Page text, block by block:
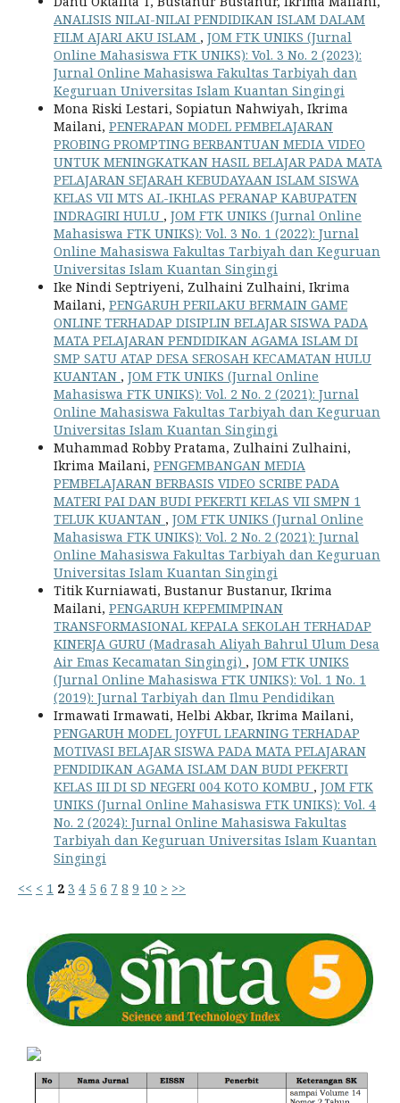
ANALISIS NILAI-NILAI PENDIDIKAN ISLAM DALAM
FILM AJARI AKU ISLAM , JOM FTK UNIKS (Jurnal
Online Mahasiswa FTK UNIKS): Vol. 3 No. 2 (2023):
Jurnal Online Mahasiswa Fakultas Tarbiyah dan
Keguruan Universitas Islam Kuantan Singingi
Mona Riski Lestari, Sopiatun Nahwiyah, Ikrima
Mailani, PENERAPAN MODEL PEMBELAJARAN
PROBING PROMPTING BERBANTUAN MEDIA VIDEO
UNTUK MENINGKATKAN HASIL BELAJAR PADA MATA
PELAJARAN SEJARAH KEBUDAYAAN ISLAM SISWA
KELAS VII MTS AL-IKHLAS PERANAP KABUPATEN
INDRAGIRI HULU , JOM FTK UNIKS (Jurnal Online
Mahasiswa FTK UNIKS): Vol. 3 No. 1 (2022): Jurnal
Online Mahasiswa Fakultas Tarbiyah dan Keguruan
Universitas Islam Kuantan Singingi
Ike Nindi Septriyeni, Zulhaini Zulhaini, Ikrima
Mailani, PENGARUH PERILAKU BERMAIN GAME
ONLINE TERHADAP DISIPLIN BELAJAR SISWA PADA
MATA PELAJARAN PENDIDIKAN AGAMA ISLAM DI
SMP SATU ATAP DESA SEROSAH KECAMATAN HULU
KUANTAN , JOM FTK UNIKS (Jurnal Online
Mahasiswa FTK UNIKS): Vol. 2 No. 2 (2021): Jurnal
Online Mahasiswa Fakultas Tarbiyah dan Keguruan
Universitas Islam Kuantan Singingi
Muhammad Robby Pratama, Zulhaini Zulhaini,
Ikrima Mailani, PENGEMBANGAN MEDIA
PEMBELAJARAN BERBASIS VIDEO SCRIBE PADA
MATERI PAI DAN BUDI PEKERTI KELAS VII SMPN 1
TELUK KUANTAN , JOM FTK UNIKS (Jurnal Online
Mahasiswa FTK UNIKS): Vol. 2 No. 2 (2021): Jurnal
Online Mahasiswa Fakultas Tarbiyah dan Keguruan
Universitas Islam Kuantan Singingi
Titik Kurniawati, Bustanur Bustanur, Ikrima
Mailani, PENGARUH KEPEMIMPINAN
TRANSFORMASIONAL KEPALA SEKOLAH TERHADAP
KINERJA GURU (Madrasah Aliyah Bahrul Ulum Desa
Air Emas Kecamatan Singingi) , JOM FTK UNIKS
(Jurnal Online Mahasiswa FTK UNIKS): Vol. 1 No. 1
(2019): Jurnal Tarbiyah dan Ilmu Pendidikan
Irmawati Irmawati, Helbi Akbar, Ikrima Mailani,
PENGARUH MODEL JOYFUL LEARNING TERHADAP
MOTIVASI BELAJAR SISWA PADA MATA PELAJARAN
PENDIDIKAN AGAMA ISLAM DAN BUDI PEKERTI
KELAS III DI SD NEGERI 004 KOTO KOMBU , JOM FTK
UNIKS (Jurnal Online Mahasiswa FTK UNIKS): Vol. 4
No. 2 (2024): Jurnal Online Mahasiswa Fakultas
Tarbiyah dan Keguruan Universitas Islam Kuantan
Singingi
<< < 1 2 3 4 5 6 7 8 9 10 > >>